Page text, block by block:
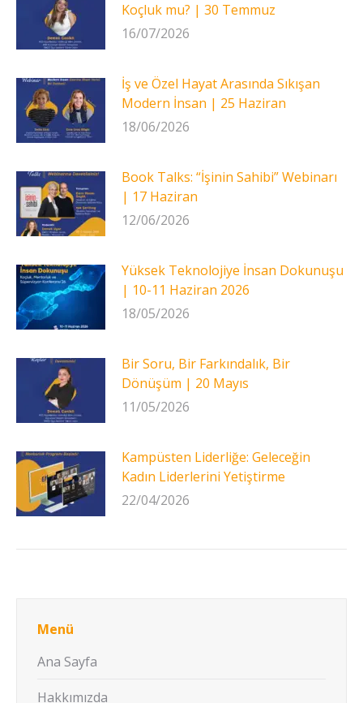
Koçluk mu? | 30 Temmuz
16/07/2026
İş ve Özel Hayat Arasında Sıkışan
Modern İnsan | 25 Haziran
18/06/2026
Book Talks: “İşinin Sahibi” Webinarı
| 17 Haziran
12/06/2026
Yüksek Teknolojiye İnsan Dokunuşu
| 10-11 Haziran 2026
18/05/2026
Bir Soru, Bir Farkındalık, Bir
Dönüşüm | 20 Mayıs
11/05/2026
Kampüsten Liderliğe: Geleceğin
Kadın Liderlerini Yetiştirme
22/04/2026
Menü
Ana Sayfa
Hakkımızda